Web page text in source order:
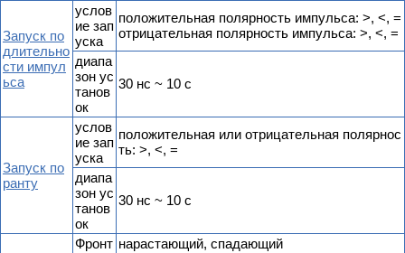
Запуск по
длительно
сти импул
ьса
услов
ие зап
уска
положительная полярность импульса: >, <, =
отрицательная полярность импульса: >, <, =
диапа
зон ус
танов
ок
30 нс ~ 10 с
Запуск по
ранту
услов
ие зап
уска
положительная или отрицательная полярнос
ть: >, <, =
диапа
зон ус
танов
ок
30 нс ~ 10 с
Фронт нарастающий, спадающий